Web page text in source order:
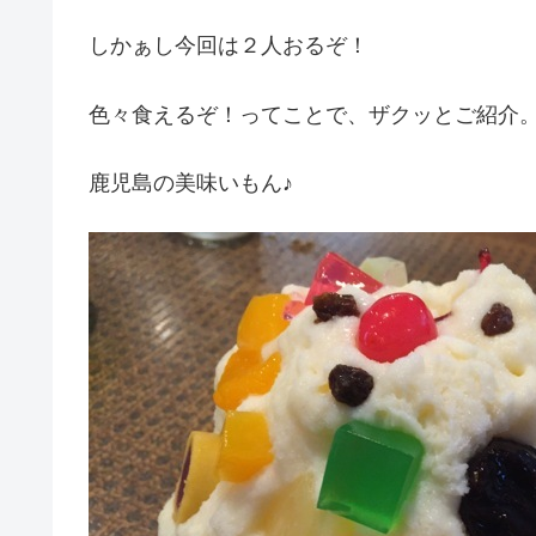
しかぁし今回は２人おるぞ！
色々食えるぞ！ってことで、ザクッとご紹介
鹿児島の美味いもん♪